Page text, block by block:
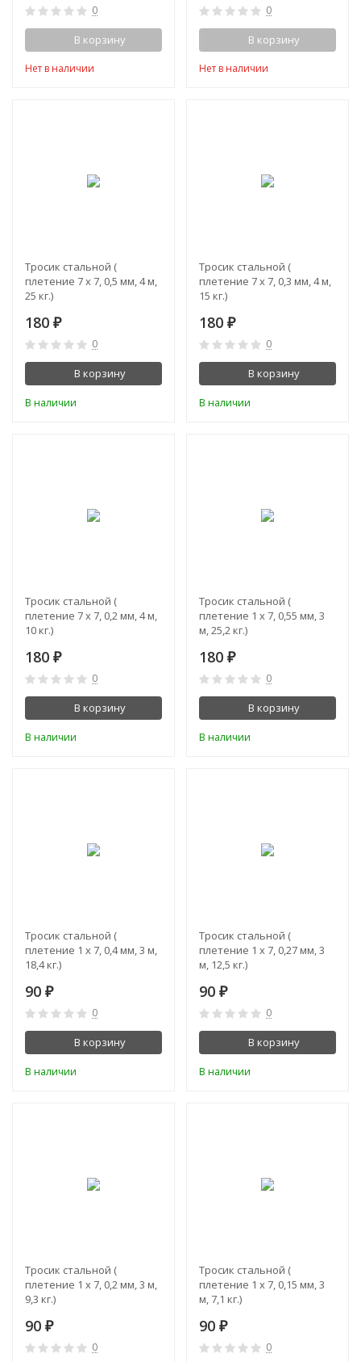
0
В корзину
Нет в наличии
0
В корзину
Нет в наличии
Тросик стальной (
плетение 7 х 7, 0,5 мм, 4 м,
25 кг.)
180 ₽
0
В корзину
В наличии
Тросик стальной (
плетение 7 х 7, 0,3 мм, 4 м,
15 кг.)
180 ₽
0
В корзину
В наличии
Тросик стальной (
плетение 7 х 7, 0,2 мм, 4 м,
10 кг.)
180 ₽
0
В корзину
В наличии
Тросик стальной (
плетение 1 х 7, 0,55 мм, 3
м, 25,2 кг.)
180 ₽
0
В корзину
В наличии
Тросик стальной (
плетение 1 х 7, 0,4 мм, 3 м,
18,4 кг.)
90 ₽
0
В корзину
В наличии
Тросик стальной (
плетение 1 х 7, 0,27 мм, 3
м, 12,5 кг.)
90 ₽
0
В корзину
В наличии
Тросик стальной (
плетение 1 х 7, 0,2 мм, 3 м,
9,3 кг.)
90 ₽
0
Тросик стальной (
плетение 1 х 7, 0,15 мм, 3
м, 7,1 кг.)
90 ₽
0